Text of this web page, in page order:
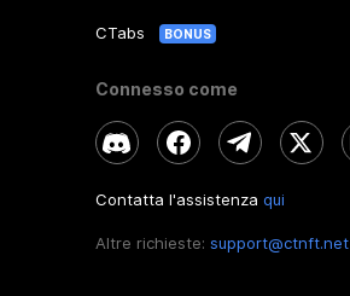
CTabs BONUS
Connesso come
Contatta l'assistenza qui
Altre richieste: support@ctnft.net